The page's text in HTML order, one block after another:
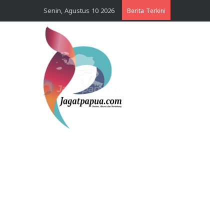
Senin, Agustus 10 2026 Berita Terkini